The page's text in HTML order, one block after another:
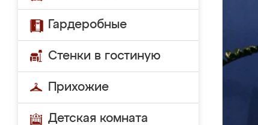
Гардеробные
Стенки в гостиную
Прихожие
Детская комната